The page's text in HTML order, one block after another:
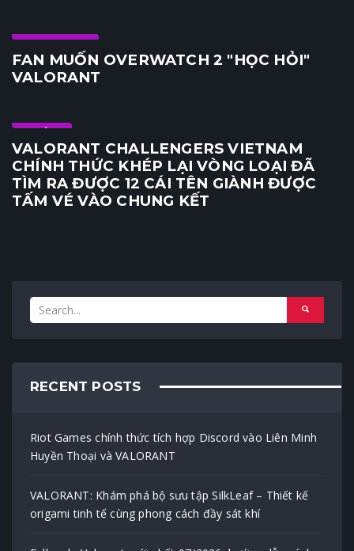
Cộng đồng
FAN MUỐN OVERWATCH 2 "HỌC HỎI"
VALORANT
KHÁC
VALORANT CHALLENGERS VIETNAM
CHÍNH THỨC KHÉP LẠI VÒNG LOẠI ĐÃ
TÌM RA ĐƯỢC 12 CÁI TÊN GIÀNH ĐƯỢC
TẤM VÉ VÀO CHUNG KẾT
RECENT POSTS
Riot Games chính thức tích hợp Discord vào Liên Minh
Huyền Thoại và VALORANT
VALORANT: Khám phá bộ sưu tập SilkLeaf – Thiết kế
origami tinh tế cùng phong cách đầy sát khí